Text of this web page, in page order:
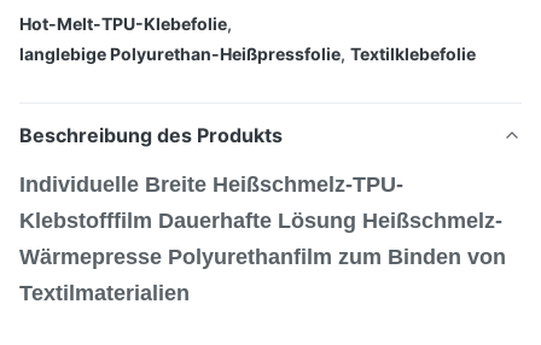
Hot-Melt-TPU-Klebefolie,
langlebige Polyurethan-Heißpressfolie, Textilklebefolie
Beschreibung des Produkts
Individuelle Breite Heißschmelz-TPU-
Klebstofffilm Dauerhafte Lösung Heißschmelz-
Wärmepresse Polyurethanfilm zum Binden von
Textilmaterialien